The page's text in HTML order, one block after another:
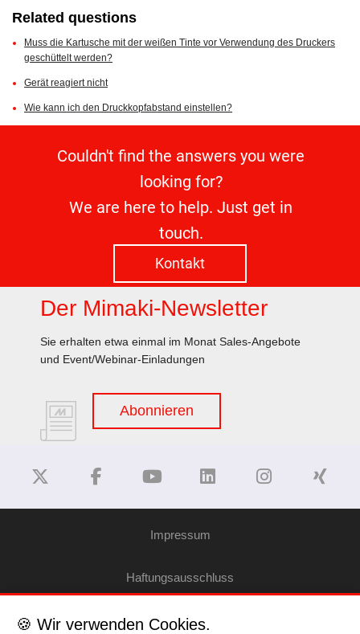
Related questions
Muss die Kartusche mit der weißen Tinte vor Verwendung des Druckers
geschüttelt werden?
Gerät reagiert nicht
Wie kann ich den Druckkopfabstand einstellen?
Couldn't find the answers you were
looking for?
We are here to help. Just get in
touch.
Kontakt
Der Mimaki-Newsletter
Sie erhalten etwa einmal im Monat Sales-Angebote
und Event/Webinar-Einladungen
Abonnieren
Impressum
Haftungsausschluss
Datenschutzerklärung
🍪 Wir verwenden Cookies.